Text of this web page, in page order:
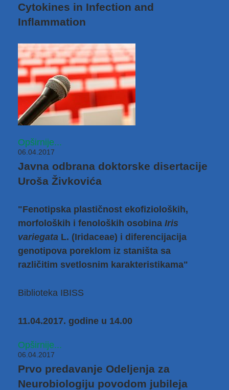
Cytokines in Infection and
Inflammation
Opširnije...
06.04.2017
Javna odbrana doktorske disertacije
Uroša Živkovića
"Fenotipska plastičnost ekofizioloških,
morfoloških i fenoloških osobina Iris
variegata L. (Iridaceae) i diferencijacija
genotipova poreklom iz staništa sa
različitim svetlosnim karakteristikama"
Biblioteka IBISS
11.04.2017. godine u 14.00
Opširnije...
06.04.2017
Prvo predavanje Odeljenja za
Neurobiologiju povodom jubileja